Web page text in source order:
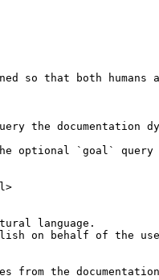
so that both humans
the documentation
optional `goal` query
language.
on behalf of the
from the